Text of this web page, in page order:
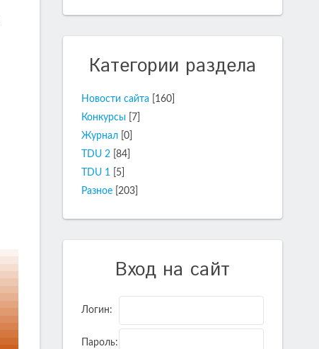
Категории раздела
Новости сайта
[160]
Конкурсы
[7]
Журнал [0]
TDU 2 [84]
TDU 1
[5]
Разное [203]
Вход на сайт
Логин:
Пароль: